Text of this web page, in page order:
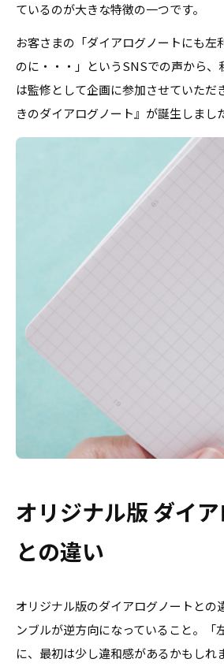
ているのが大きな特徴の一つです。
お客さまの「ダイアログノートにも左
のに・・・」というSNSでの声から、
は監修として企画に参加させていただ
きのダイアログノート』が誕生しまし
オリジナル版 ダイ
との違い
オリジナル版のダイアログノートとの
ンブルが逆方向になっていること。「
に、最初は少し違和感があるかもしれ